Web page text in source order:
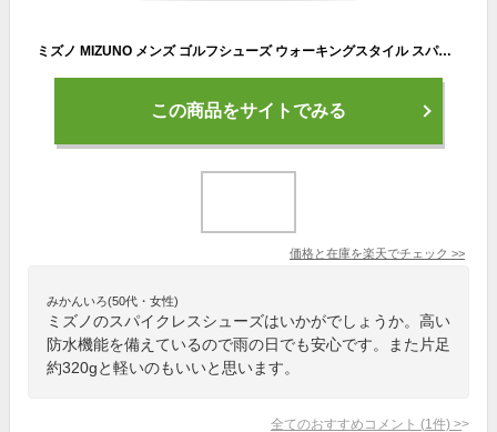
ミズノ MIZUNO メンズ ゴルフシューズ ウォーキングスタイル スパイクレス 軽量 防水 51GQ1990
この商品をサイトでみる
価格と在庫を楽天でチェック >>
みかんいろ(50代・女性)
ミズノのスパイクレスシューズはいかがでしょうか。高い
防水機能を備えているので雨の日でも安心です。また片足
約320gと軽いのもいいと思います。
全てのおすすめコメント (1 件) >